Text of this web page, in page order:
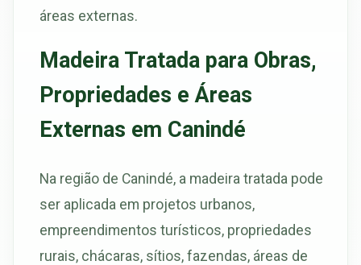
áreas externas.
Madeira Tratada para Obras,
Propriedades e Áreas
Externas em Canindé
Na região de Canindé, a madeira tratada pode
ser aplicada em projetos urbanos,
empreendimentos turísticos, propriedades
rurais, chácaras, sítios, fazendas, áreas de